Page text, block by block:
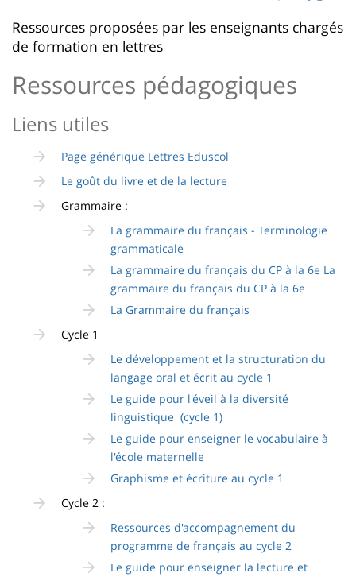
content
page
Contenu
de
la
page
principale
Ressources proposées par les enseignants chargés
de formation en lettres
Ressources pédagogiques
Liens utiles
Page générique Lettres Eduscol
Le goût du livre et de la lecture
Grammaire :
La grammaire du français - Terminologie
grammaticale
La grammaire du français du CP à la 6e La
grammaire du français du CP à la 6e
La Grammaire du français
Cycle 1
Le développement et la structuration du
langage oral et écrit au cycle 1
Le guide pour l'éveil à la diversité
linguistique (cycle 1)
Le guide pour enseigner le vocabulaire à
l'école maternelle
Graphisme et écriture au cycle 1
Cycle 2 :
Ressources d'accompagnement du
programme de français au cycle 2
Le guide pour enseigner la lecture et